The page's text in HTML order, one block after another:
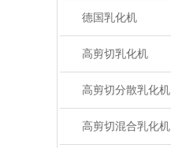
德国乳化机
高剪切乳化机
高剪切分散乳化机
高剪切混合乳化机